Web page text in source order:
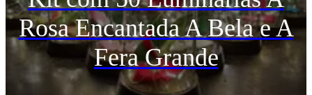
Rosa Encantada A Bela e A
Fera Grande